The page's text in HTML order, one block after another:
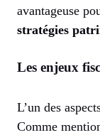
avantageuse
stratégies
Les enjeux
L’un des
Comme